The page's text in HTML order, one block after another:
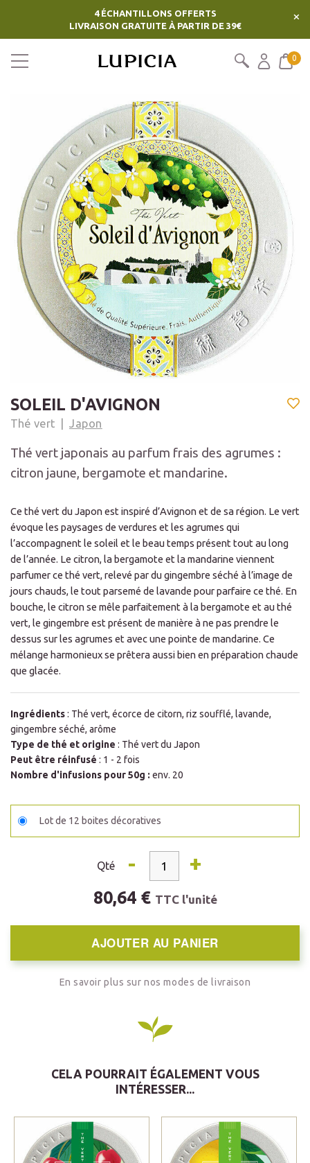
4 ÉCHANTILLONS OFFERTS
LIVRAISON GRATUITE À PARTIR DE 39€
×
0
SOLEIL D'AVIGNON
Thé vert Japon
Thé vert japonais au parfum frais des agrumes :
citron jaune, bergamote et mandarine.
Ce thé vert du Japon est inspiré d’Avignon et de sa région. Le vert
évoque les paysages de verdures et les agrumes qui
l’accompagnent le soleil et le beau temps présent tout au long
de l’année. Le citron, la bergamote et la mandarine viennent
parfumer ce thé vert, relevé par du gingembre séché à l’image de
jours chauds, le tout parsemé de lavande pour parfaire ce thé. En
bouche, le citron se mêle parfaitement à la bergamote et au thé
vert, le gingembre est présent de manière à ne pas prendre le
dessus sur les agrumes et avec une pointe de mandarine. Ce
mélange harmonieux se prêtera aussi bien en préparation chaude
que glacée.
Ingrédients: Thé vert, écorce de citorn, riz soufflé, lavande,
gingembre séché, arôme
Type de thé et origine : Thé vert du Japon
Peut être réinfusé : 1 - 2 fois
Nombre d'infusions pour 50g : env. 20
Lot de 12 boites décoratives
Qté - +
80,64 € TTC l'unité
AJOUTER AU PANIER
En savoir plus sur nos modes de livraison
CELA POURRAIT ÉGALEMENT VOUS
INTÉRESSER...